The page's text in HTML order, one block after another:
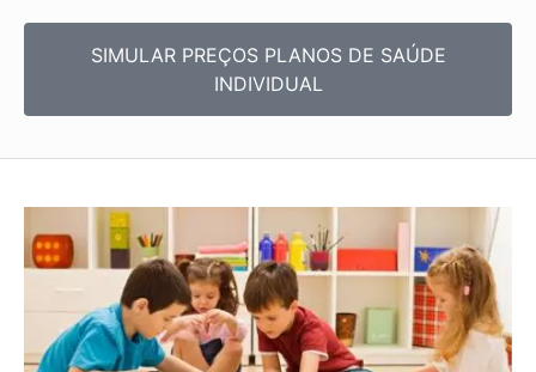
SIMULAR PREÇOS PLANOS DE SAÚDE
INDIVIDUAL